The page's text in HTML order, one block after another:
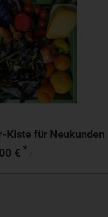
Kiste für Neukunden
€ * /
25,00